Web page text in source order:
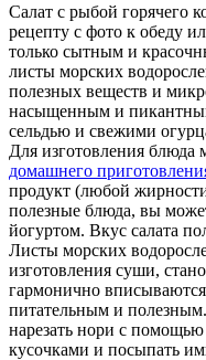
Салат с рыбой горячего
рецепту с фото к обеду
только сытным и
листы морских
полезных веществ и
насыщенным и
сельдью и свежими
Для изготовления блюда
домашнего
продукт (любой
полезные блюда, вы
йогуртом. Вкус салата
Листы морских
изготовления суши,
гармонично вписываются
питательным и
нарезать нори с
кусочками и посыпать